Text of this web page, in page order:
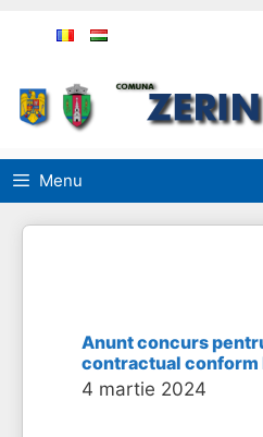
Menu
Anunt concurs
contractual conform
4 martie 2024